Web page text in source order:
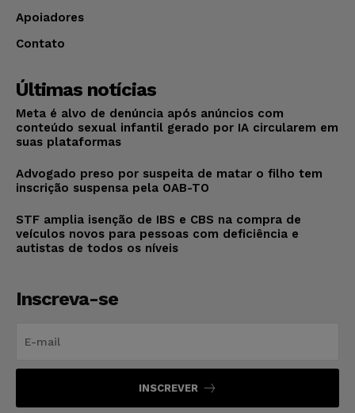
Apoiadores
Contato
Últimas notícias
Meta é alvo de denúncia após anúncios com
conteúdo sexual infantil gerado por IA circularem em
suas plataformas
Advogado preso por suspeita de matar o filho tem
inscrição suspensa pela OAB-TO
STF amplia isenção de IBS e CBS na compra de
veículos novos para pessoas com deficiência e
autistas de todos os níveis
Inscreva-se
INSCREVER